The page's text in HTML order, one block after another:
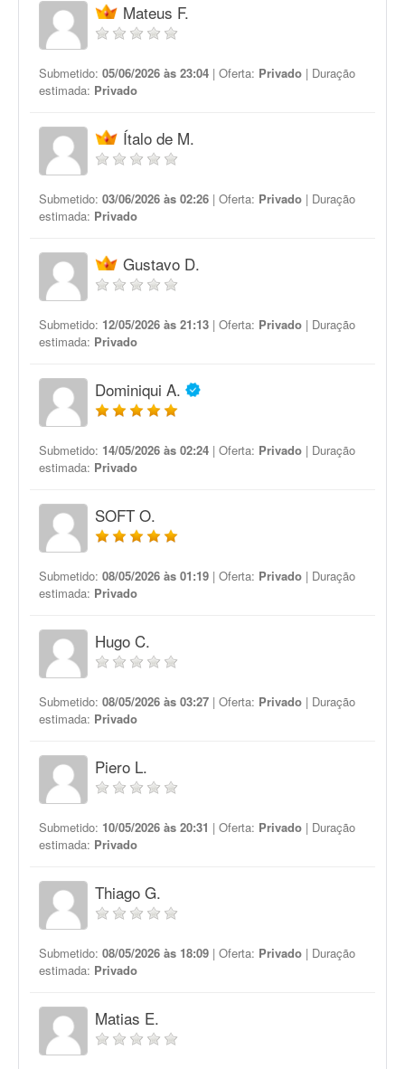
Mateus F.
Submetido: 05/06/2026 às 23:04 | Oferta: Privado | Duração
estimada: Privado
Ítalo de M.
Submetido: 03/06/2026 às 02:26 | Oferta: Privado | Duração
estimada: Privado
Gustavo D.
Submetido: 12/05/2026 às 21:13 | Oferta: Privado | Duração
estimada: Privado
Dominiqui A.
Submetido: 14/05/2026 às 02:24 | Oferta: Privado | Duração
estimada: Privado
SOFT O.
Submetido: 08/05/2026 às 01:19 | Oferta: Privado | Duração
estimada: Privado
Hugo C.
Submetido: 08/05/2026 às 03:27 | Oferta: Privado | Duração
estimada: Privado
Piero L.
Submetido: 10/05/2026 às 20:31 | Oferta: Privado | Duração
estimada: Privado
Thiago G.
Submetido: 08/05/2026 às 18:09 | Oferta: Privado | Duração
estimada: Privado
Matias E.